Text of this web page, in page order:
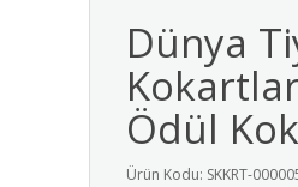
Dünya
Ödül
Ürün Kodu: SKKRT-